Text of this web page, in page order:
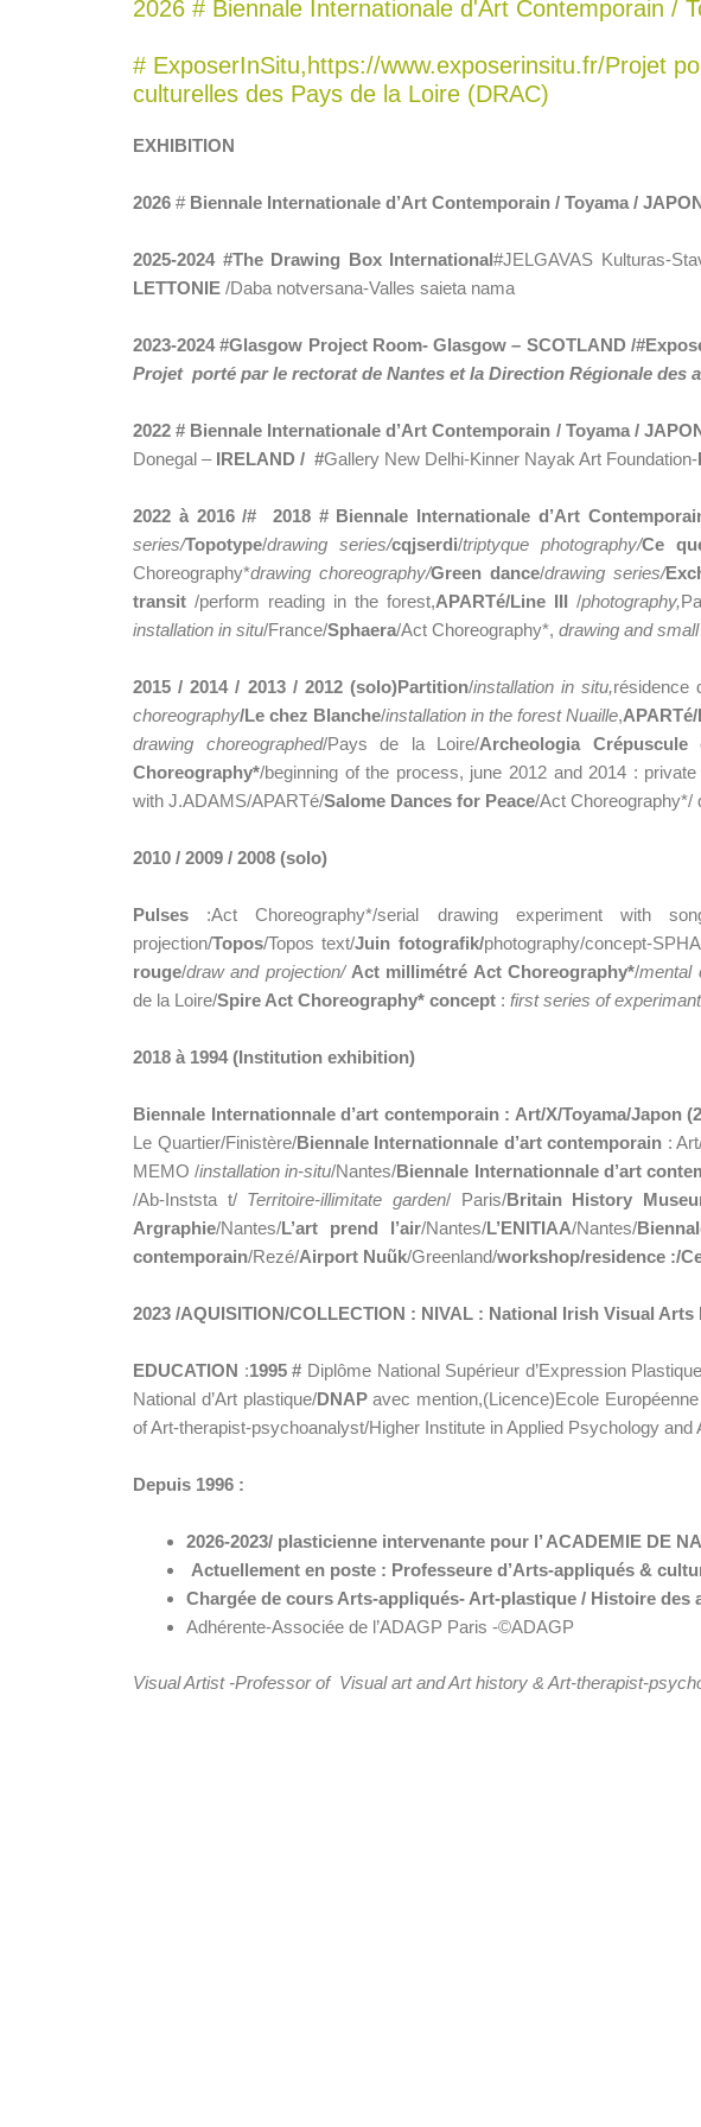
2026 # Biennale Internationale d'Art Contemporain /
# ExposerInSitu,https://www.exposerinsitu.fr/Projet
culturelles des Pays de la Loire (DRAC)
EXHIBITION
2026 #Biennale Internationale d’Art Contemporain / Toyama /
2025-2024 #The Drawing Box International#JELGAVAS Kulturas-
LETTONIE /Daba notversana-Valles saieta nama
2023-2024 #Glasgow Project Room- Glasgow – SCOTLAND /
Projet porté par le rectorat de Nantes et la Direction Régionale des
2022 # Biennale Internationale d’Art Contemporain / Toyama /
Donegal – IRELAND / #Gallery New Delhi-Kinner Nayak Art Foundation-
2022 à 2016 /# 2018 # Biennale Internationale d’Art
series/Topotype/drawing series/cqjserdi/triptyque photography/Ce
Choreography*drawing choreography/Green dance/drawing series/
transit /perform reading in the forest,APARTé/Line III /photography,
installation in situ/France/Sphaera/Act Choreography*, drawing and
2015 / 2014 / 2013 / 2012 (solo)Partition/installation in situ,résidence
choreography/Le chez Blanche/installation in the forest Nuaille,APARTé/
drawing choreographed/Pays de la Loire/Archeologia Crépuscule
Choreography*/beginning of the process, june 2012 and 2014 :
with J.ADAMS/APARTé/Salome Dances for Peace/Act Choreography*/
2010 / 2009 / 2008 (solo)
Pulses :Act Choreography*/serial drawing experiment with
projection/Topos/Topos text/Juin fotografik/photography/concept-
rouge/draw and projection/ Act millimétré Act Choreography*/mental
de la Loire/Spire Act Choreography* concept : first series of
2018 à 1994 (Institution exhibition)
Biennale Internationnale d’art contemporain : Art/X/Toyama/Japon
Le Quartier/Finistère/Biennale Internationnale d’art contemporain :
MEMO /installation in-situ/Nantes/Biennale Internationnale d’art
/Ab-Inststa t/ Territoire-illimitate garden/ Paris/Britain History
Argraphie/Nantes/L’art prend l’air/Nantes/L’ENITIAA/Nantes/
contemporain/Rezé/Airport Nuũk/Greenland/workshop/residence :/
2023 /AQUISITION/COLLECTION : NIVAL : National Irish Visual
EDUCATION :1995 # Diplôme National Supérieur d’Expression
National d’Art plastique/DNAPavec mention,(Licence)Ecole
of Art-therapist-psychoanalyst/Higher Institute in Applied Psychology
Depuis 1996 :
2026-2023/ plasticienne intervenante pour l’ ACADEMIE DE
Actuellement en poste : Professeure d’Arts-appliqués &
Chargée de cours Arts-appliqués- Art-plastique / Histoire des
Adhérente-Associée de l’ADAGP Paris -©ADAGP
Visual Artist -Professor of Visual art and Art history & Art-therapist-